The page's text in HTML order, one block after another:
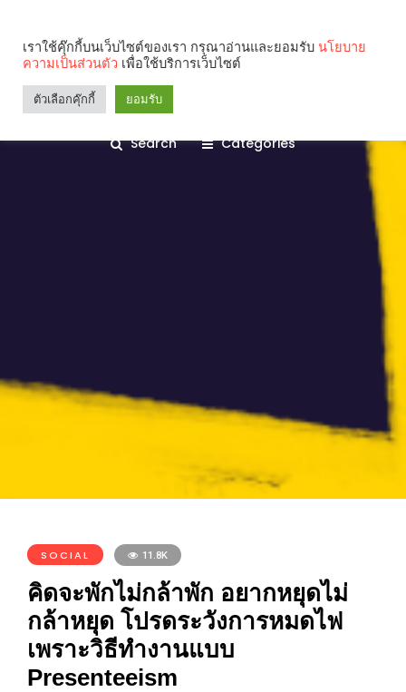
Search Categories
SOCIAL 11.8K
คิดจะพักไม่กล้าพัก อยากหยุดไม่
กล้าหยุด โปรดระวังการหมดไฟ
เพราะวิธีทำงานแบบ
Presenteeism
เราใช้คุ๊กกี้บนเว็บไซต์ของเรา กรุณาอ่านและยอมรับ นโยบาย
ความเป็นส่วนตัว เพื่อใช้บริการเว็บไซต์
ตัวเลือกคุ๊กกี้ ยอมรับ